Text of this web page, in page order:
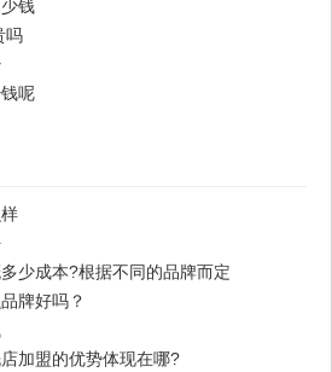
钱
吗
呢
少成本?根据不同的品牌而定
牌好吗？
加盟的优势体现在哪?